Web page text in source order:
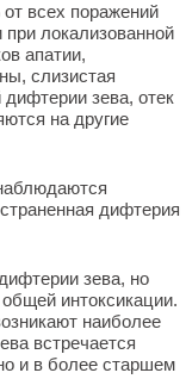
всех поражений
локализованной
апатии,
слизистая
зева, отек
на другие
дифтерия
зева, но
интоксикации.
наиболее
встречается
и в более старшем